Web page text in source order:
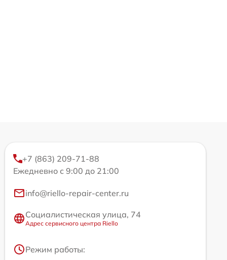
+7 (863) 209-71-88
Ежедневно с 9:00 до 21:00
info@riello-repair-center.ru
Социалистическая улица, 74
Адрес сервисного центра Riello
Режим работы: